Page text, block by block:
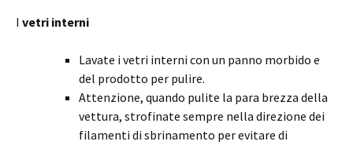
I vetri interni
Lavate i vetri interni con un panno morbido e
del prodotto per pulire.
Attenzione, quando pulite la para brezza della
vettura, strofinate sempre nella direzione dei
filamenti di sbrinamento per evitare di